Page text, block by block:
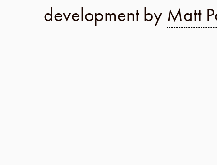
development by Matt